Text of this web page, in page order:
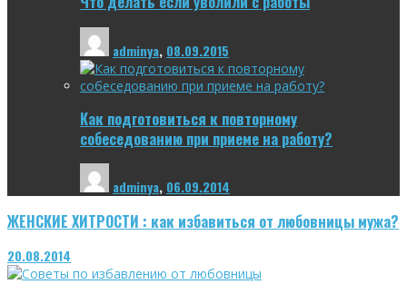
adminya, 08.09.2015
Как подготовиться к повторному
собеседованию при приеме на работу?
adminya, 06.09.2014
ЖЕНСКИЕ ХИТРОСТИ : как избавиться от любовницы мужа?
20.08.2014